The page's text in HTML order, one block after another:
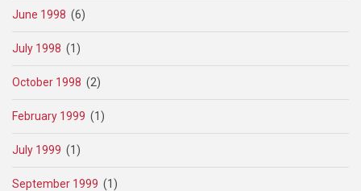
June 1998 (6)
July 1998 (1)
October 1998 (2)
February 1999 (1)
July 1999 (1)
September 1999 (1)